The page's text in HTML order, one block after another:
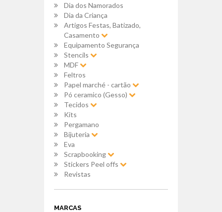
Dia dos Namorados
Dia da Criança
Artigos Festas, Batizado,
Casamento
Equipamento Segurança
Stencils
MDF
Feltros
Papel marché - cartão
Pó ceramico (Gesso)
Tecidos
Kits
Pergamano
Bijuteria
Eva
Scrapbooking
Stickers Peel offs
Revistas
MARCAS